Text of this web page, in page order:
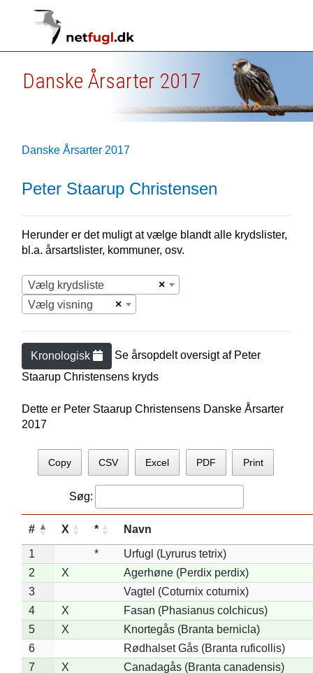
Danske Årsarter 2017
Danske Årsarter 2017
Peter Staarup Christensen
Herunder er det muligt at vælge blandt alle krydslister,
bl.a. årsartslister, kommuner, osv.
×
Vælg krydsliste
×
Vælg visning
Kronologisk Se årsopdelt oversigt af Peter
Staarup Christensens kryds
Dette er Peter Staarup Christensens Danske Årsarter
2017
Copy CSV Excel PDF Print
Søg:
# X * Navn
1 *
Urfugl (Lyrurus tetrix)
2
X
Agerhøne (Perdix perdix)
3
Vagtel (Coturnix coturnix)
4
X
Fasan (Phasianus colchicus)
5
X
Knortegås (Branta bernicla)
6
Rødhalset Gås (Branta ruficollis)
7
X
Canadagås (Branta canadensis)